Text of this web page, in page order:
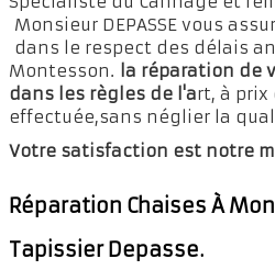
Monsieur DEPASSE vous
dans le respect des délais
Montesson. la réparation de
dans les règles de l'art, à prix
effectuée,sans néglier la
Votre satisfaction est notre
Réparation Chaises À
Tapissier Depasse.